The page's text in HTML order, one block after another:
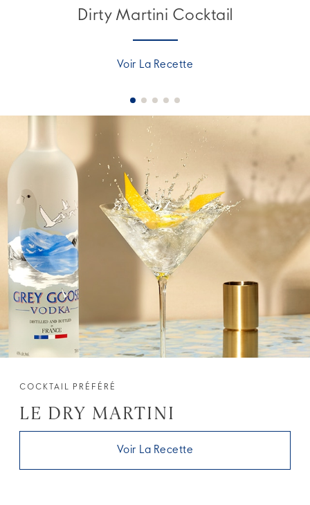
Dirty Martini Cocktail
Voir La Recette
COCKTAIL PRÉFÉRÉ
LE DRY MARTINI
Voir La Recette